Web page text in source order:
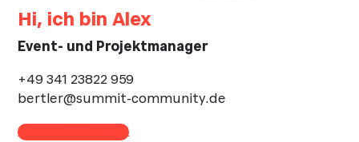
Hi, ich bin Alex
Event- und Projektmanager
+49 341 23822 959
bertler@summit-community.de
Kontakt aufnehmen